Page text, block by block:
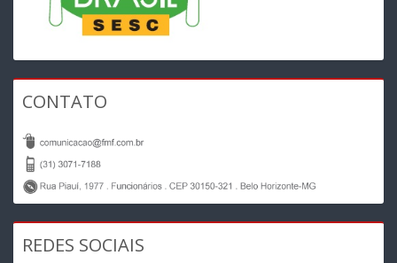
CONTATO
REDES SOCIAIS